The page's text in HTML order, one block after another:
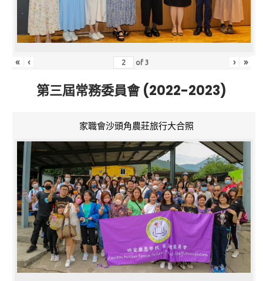
« ‹ of3 › »
第三屆常務委員會 (2022-2023)
家職會沙頭角農莊旅行大合照